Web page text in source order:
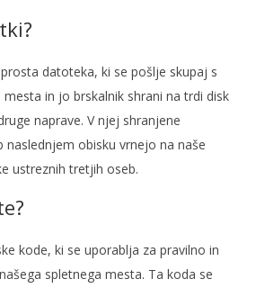
datoteka, ki se pošlje skupaj s
in jo brskalnik shrani na trdi disk
naprave. V njej shranjene
obisku vrnejo na naše
ustreznih tretjih oseb.
kode, ki se uporablja za pravilno in
spletnega mesta. Ta koda se